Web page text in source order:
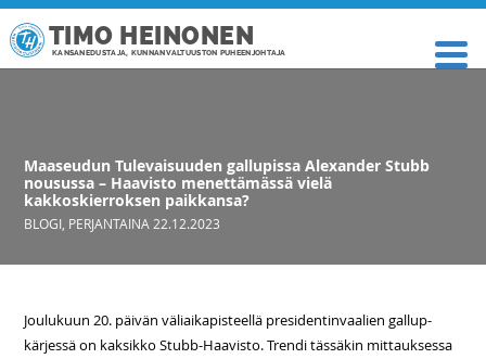
TIMO HEINONEN
KANSANEDUSTAJA, KUNNANVALTUUSTON PUHEENJOHTAJA
Maaseudun Tulevaisuuden gallupissa Alexander Stubb
nousussa – Haavisto menettämässä vielä
kakkoskierroksen paikkansa?
BLOGI PERJANTAINA 22.12.2023
Joulukuun 20. päivän väliaikapisteellä presidentinvaalien gallup-
kärjessä on kaksikko Stubb-Haavisto. Trendi tässäkin mittauksessa